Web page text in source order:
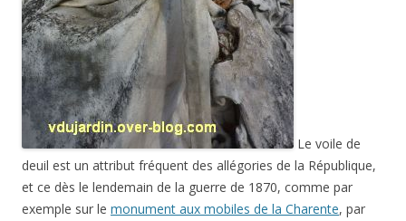
Le voile de
deuil est un attribut fréquent des allégories de la République,
et ce dès le lendemain de la guerre de 1870, comme par
exemple sur le monument aux mobiles de la Charente, par